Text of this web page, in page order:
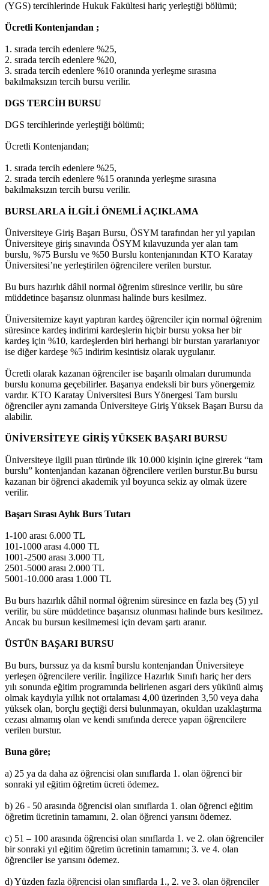
(YGS) tercihlerinde Hukuk Fakültesi hariç yerleştiği bölümü;
Ücretli Kontenjandan ;
1. sırada tercih edenlere %25,
2. sırada tercih edenlere %20,
3. sırada tercih edenlere %10 oranında yerleşme sırasına
bakılmaksızın tercih bursu verilir.
DGS TERCİH BURSU
DGS tercihlerinde yerleştiği bölümü;
Ücretli Kontenjandan;
1. sırada tercih edenlere %25,
2. sırada tercih edenlere %15 oranında yerleşme sırasına
bakılmaksızın tercih bursu verilir.
BURSLARLA İLGİLİ ÖNEMLİ AÇIKLAMA
Üniversiteye Giriş Başarı Bursu, ÖSYM tarafından her yıl yapılan
Üniversiteye giriş sınavında ÖSYM kılavuzunda yer alan tam
burslu, %75 Burslu ve %50 Burslu kontenjanından KTO Karatay
Üniversitesi’ne yerleştirilen öğrencilere verilen burstur.
Bu burs hazırlık dâhil normal öğrenim süresince verilir, bu süre
müddetince başarısız olunması halinde burs kesilmez.
Üniversitemize kayıt yaptıran kardeş öğrenciler için normal öğrenim
süresince kardeş indirimi kardeşlerin hiçbir bursu yoksa her bir
kardeş için %10, kardeşlerden biri herhangi bir burstan yararlanıyor
ise diğer kardeşe %5 indirim kesintisiz olarak uygulanır.
Ücretli olarak kazanan öğrenciler ise başarılı olmaları durumunda
burslu konuma geçebilirler. Başarıya endeksli bir burs yönergemiz
vardır. KTO Karatay Üniversitesi Burs Yönergesi Tam burslu
öğrenciler aynı zamanda Üniversiteye Giriş Yüksek Başarı Bursu da
alabilir.
ÜNİVERSİTEYE GİRİŞ YÜKSEK BAŞARI BURSU
Üniversiteye ilgili puan türünde ilk 10.000 kişinin içine girerek “tam
burslu” kontenjandan kazanan öğrencilere verilen burstur.Bu bursu
kazanan bir öğrenci akademik yıl boyunca sekiz ay olmak üzere
verilir.
Başarı Sırası Aylık Burs Tutarı
1-100 arası 6.000 TL
101-1000 arası 4.000 TL
1001-2500 arası 3.000 TL
2501-5000 arası 2.000 TL
5001-10.000 arası 1.000 TL
Bu burs hazırlık dâhil normal öğrenim süresince en fazla beş (5) yıl
verilir, bu süre müddetince başarısız olunması halinde burs kesilmez.
Ancak bu bursun kesilmemesi için devam şartı aranır.
ÜSTÜN BAŞARI BURSU
Bu burs, burssuz ya da kısmî burslu kontenjandan Üniversiteye
yerleşen öğrencilere verilir. İngilizce Hazırlık Sınıfı hariç her ders
yılı sonunda eğitim programında belirlenen asgari ders yükünü almış
olmak kaydıyla yıllık not ortalaması 4,00 üzerinden 3,50 veya daha
yüksek olan, borçlu geçtiği dersi bulunmayan, okuldan uzaklaştırma
cezası almamış olan ve kendi sınıfında derece yapan öğrencilere
verilen burstur.
Buna göre;
a) 25 ya da daha az öğrencisi olan sınıflarda 1. olan öğrenci bir
sonraki yıl eğitim öğretim ücreti ödemez.
b) 26 - 50 arasında öğrencisi olan sınıflarda 1. olan öğrenci eğitim
öğretim ücretinin tamamını, 2. olan öğrenci yarısını ödemez.
c) 51 – 100 arasında öğrencisi olan sınıflarda 1. ve 2. olan öğrenciler
bir sonraki yıl eğitim öğretim ücretinin tamamını; 3. ve 4. olan
öğrenciler ise yarısını ödemez.
d) Yüzden fazla öğrencisi olan sınıflarda 1., 2. ve 3. olan öğrenciler